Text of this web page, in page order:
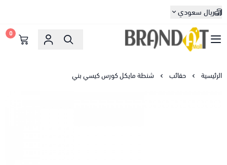
ريال سعودي
براندات مول
0
الرئيسية حقائب شنطة مايكل كورس كيسي بني